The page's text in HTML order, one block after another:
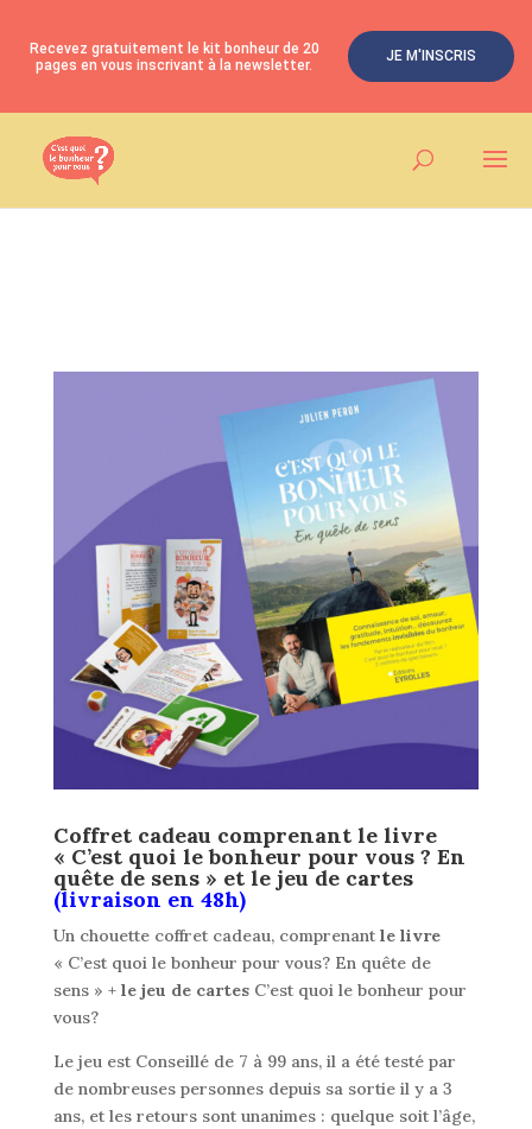
Coffret cadeau comprenant le livre
« C’est quoi le bonheur pour vous ? En
quête de sens » et le jeu de cartes
(livraison en 48h)
Un chouette coffret cadeau, comprenant le livre
« C’est quoi le bonheur pour vous? En quête de
sens » + le jeu de cartesC’est quoi le bonheur pour
vous?
Le jeu est Conseillé de 7 à 99 ans, il a été testé par
de nombreuses personnes depuis sa sortie il y a 3
ans, et les retours sont unanimes : quelque soit l’âge,
Recevez gratuitement le kit bonheur de 20
pages en vous inscrivant à la newsletter.
JE M'INSCRIS